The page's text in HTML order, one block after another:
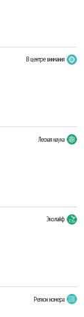
В центре внимания
Лесная наука
Эколайф
Регион номера